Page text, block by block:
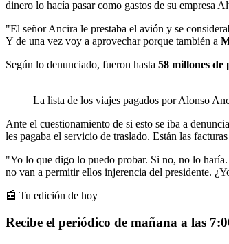
dinero lo hacía pasar como gastos de su empresa
"El señor Ancira le prestaba el avión y se
Y de una vez voy a aprovechar porque también a
Según lo denunciado, fueron hasta 58 millones de
La lista de los viajes pagados por Alonso
Ante el cuestionamiento de si esto se iba a
les pagaba el servicio de traslado. Están las
"Yo lo que digo lo puedo probar. Si no, no lo
no van a permitir ellos injerencia del presidente.
📰 Tu edición de hoy
Recibe el periódico de mañana a las